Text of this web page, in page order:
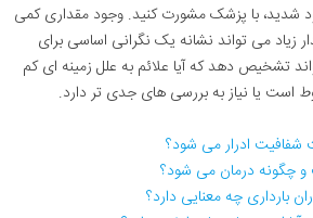
شدید، با پزشک مشورت کنید. وجود مقداری کمی
زیاد می تواند نشانه یک نگرانی اساسی برای
تشخیص دهد که آیا علائم به علل زمینه ای کم
است یا نیاز به بررسی های جدی تر دارد.
شفافیت ادرار می شود؟
چگونه درمان می شود؟
بارداری چه معنایی دارد؟